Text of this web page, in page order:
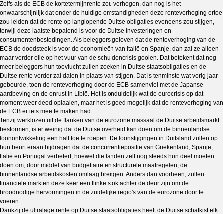
Zelfs als de ECB de kortetermijnrente zou verhogen, dan nog is het
onwaarschijnlijk dat onder de huidige omstandigheden deze renteverhoging ertoe
zou leiden dat de rente op langlopende Duitse obligaties eveneens zou stijgen,
terwijl deze laatste bepalend is voor de Duitse investeringen en
consumentenbestedingen. Als beleggers geloven dat de renteverhoging van de
ECB de doodsteek is voor de economieën van Italië en Spanje, dan zal ze alleen
maar verder olie op het vuur van de schuldencrisis gooien. Dat betekent dat nog
meer beleggers hun toevlucht zullen zoeken in Duitse staatsobligaties en de
Duitse rente verder zal dalen in plaats van stijgen. Dat is tenminste wat vorig jaar
gebeurde, toen de renteverhoging door de ECB samenviel met de Japanse
aardbeving en de onrust in Libië. Het is onduidelijk wat de eurocrisis op dat
moment weer deed oplaaien, maar het is goed mogelijk dat de renteverhoging van
de ECB er iets mee te maken had.
Tenzij werklozen uit de flanken van de eurozone massaal de Duitse arbeidsmarkt
bestormen, is er weinig dat de Duitse overheid kan doen om de binnenlandse
loonontwikkeling een halt toe te roepen. De loonstijgingen in Duitsland zullen op
hun beurt eraan bijdragen dat de concurrentiepositie van Griekenland, Spanje,
Italië en Portugal verbetert, hoewel die landen zelf nog steeds hun deel moeten
doen om, door middel van budgettaire en structurele maatregelen, de
binnenlandse arbeidskosten omlaag brengen. Anders dan voorheen, zullen
financiële markten deze keer een flinke stok achter de deur zijn om de
broodnodige hervormingen in de zuidelijke regio's van de eurozone door te
voeren.
Dankzij de ultralage rente op Duitse staatsobligaties heeft de Duitse schatkist elk